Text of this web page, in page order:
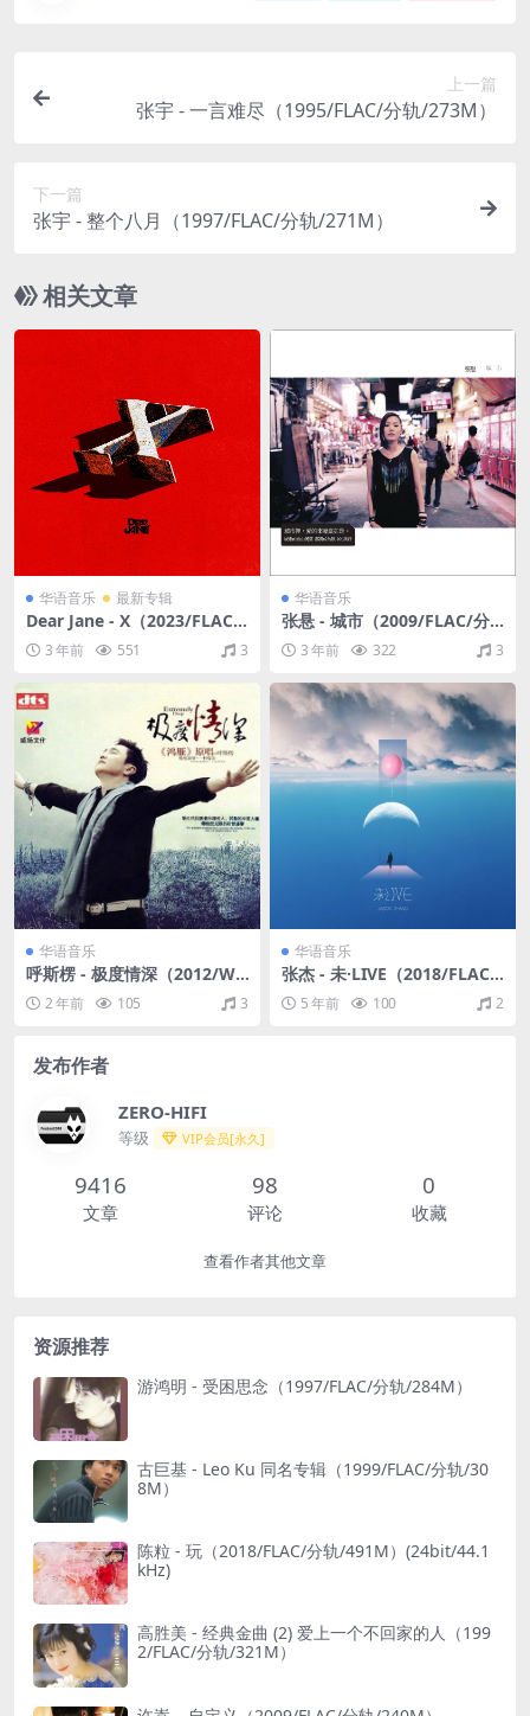
上一篇
张宇 - 一言难尽（1995/FLAC/分轨/273M）
下一篇
张宇 - 整个八月（1997/FLAC/分轨/271M）
相关文章
华语音乐 最新专辑
Dear Jane - X（2023/FLAC/
分轨/297M）
3 年前 551 3
华语音乐
张悬 - 城市（2009/FLAC/分
轨/287M）
3 年前 322 3
华语音乐
呼斯楞 - 极度情深（2012/WA
V_DTS/分轨/650M）
2 年前 105 3
华语音乐
张杰 - 未·LIVE（2018/FLAC/
EP分轨/69M）
5 年前 100 2
发布作者
ZERO-HIFI
等级 VIP会员[永久]
9416
文章
98
评论
0
收藏
查看作者其他文章
资源推荐
游鸿明 - 受困思念（1997/FLAC/分轨/284M）
古巨基 - Leo Ku 同名专辑（1999/FLAC/分轨/30
8M）
陈粒 - 玩（2018/FLAC/分轨/491M）(24bit/44.1
kHz)
高胜美 - 经典金曲 (2) 爱上一个不回家的人（199
2/FLAC/分轨/321M）